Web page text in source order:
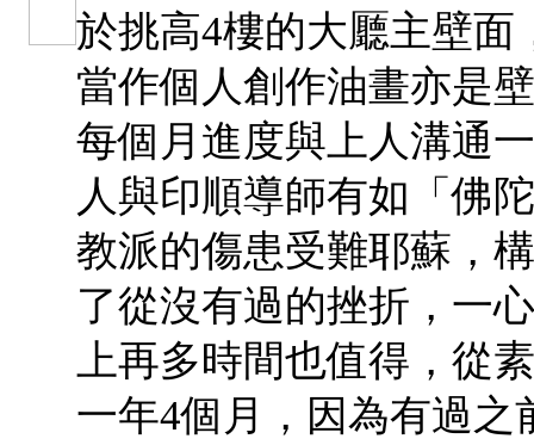
於挑高4樓的大㕔主壁
當作個人創作油畫亦是
每個月進度與上人溝通
人與印順導師有如「佛
教派的傷患受難耶蘇，
了從沒有過的挫折，一
上再多時間也值得，從
一年4個月，因為有過